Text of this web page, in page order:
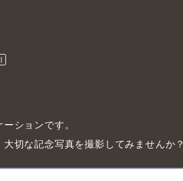
ションです。
切な記念写真を撮影してみませんか？